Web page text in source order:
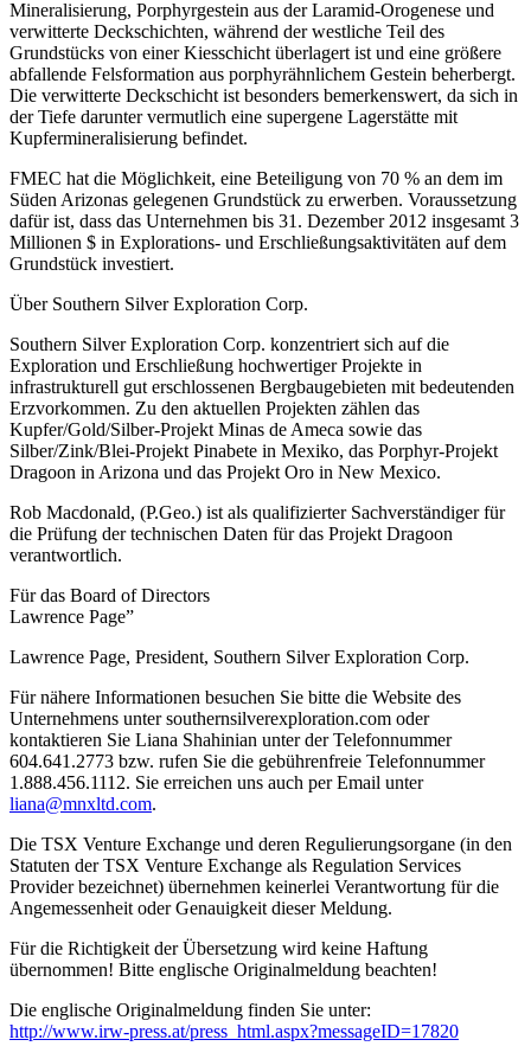
Mineralisierung, Porphyrgestein aus der Laramid-Orogenese und
verwitterte Deckschichten, während der westliche Teil des
Grundstücks von einer Kiesschicht überlagert ist und eine größere
abfallende Felsformation aus porphyrähnlichem Gestein beherbergt.
Die verwitterte Deckschicht ist besonders bemerkenswert, da sich in
der Tiefe darunter vermutlich eine supergene Lagerstätte mit
Kupfermineralisierung befindet.
FMEC hat die Möglichkeit, eine Beteiligung von 70 % an dem im
Süden Arizonas gelegenen Grundstück zu erwerben. Voraussetzung
dafür ist, dass das Unternehmen bis 31. Dezember 2012 insgesamt 3
Millionen $ in Explorations- und Erschließungsaktivitäten auf dem
Grundstück investiert.
Über Southern Silver Exploration Corp.
Southern Silver Exploration Corp. konzentriert sich auf die
Exploration und Erschließung hochwertiger Projekte in
infrastrukturell gut erschlossenen Bergbaugebieten mit bedeutenden
Erzvorkommen. Zu den aktuellen Projekten zählen das
Kupfer/Gold/Silber-Projekt Minas de Ameca sowie das
Silber/Zink/Blei-Projekt Pinabete in Mexiko, das Porphyr-Projekt
Dragoon in Arizona und das Projekt Oro in New Mexico.
Rob Macdonald, (P.Geo.) ist als qualifizierter Sachverständiger für
die Prüfung der technischen Daten für das Projekt Dragoon
verantwortlich.
Für das Board of Directors
Lawrence Page”
Lawrence Page, President, Southern Silver Exploration Corp.
Für nähere Informationen besuchen Sie bitte die Website des
Unternehmens unter southernsilverexploration.com oder
kontaktieren Sie Liana Shahinian unter der Telefonnummer
604.641.2773 bzw. rufen Sie die gebührenfreie Telefonnummer
1.888.456.1112. Sie erreichen uns auch per Email unter
liana@mnxltd.com.
Die TSX Venture Exchange und deren Regulierungsorgane (in den
Statuten der TSX Venture Exchange als Regulation Services
Provider bezeichnet) übernehmen keinerlei Verantwortung für die
Angemessenheit oder Genauigkeit dieser Meldung.
Für die Richtigkeit der Übersetzung wird keine Haftung
übernommen! Bitte englische Originalmeldung beachten!
Die englische Originalmeldung finden Sie unter:
http://www.irw-press.at/press_html.aspx?messageID=17820